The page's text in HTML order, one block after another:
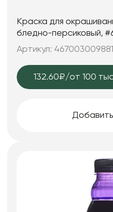
Краска для
бледно-персиковый,
Артикул:
132.60₽/от 100
Добавить